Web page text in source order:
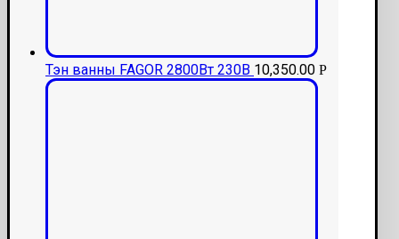
Тэн ванны FAGOR 2800Вт 230В 10,350.00 Р